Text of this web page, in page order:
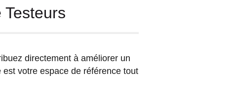
directement à améliorer un
votre espace de référence tout